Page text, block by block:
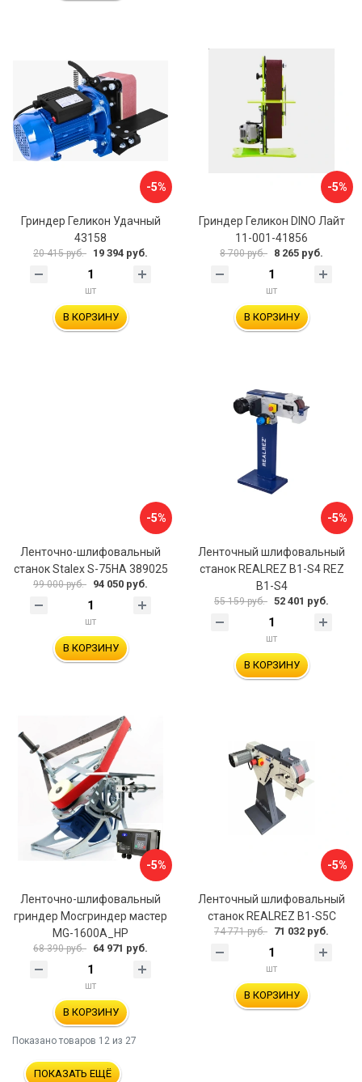
-5%
Гриндер Геликон Удачный
43158
20 415 руб. 19 394 руб.
шт
В КОРЗИНУ
-5%
Гриндер Геликон DINO Лайт
11-001-41856
8 700 руб. 8 265 руб.
шт
В КОРЗИНУ
-5%
Ленточно-шлифовальный
станок Stalex S-75HA 389025
99 000 руб. 94 050 руб.
шт
В КОРЗИНУ
-5%
Ленточный шлифовальный
станок REALREZ B1-S4 REZ
B1-S4
55 159 руб. 52 401 руб.
шт
В КОРЗИНУ
-5%
Ленточно-шлифовальный
гриндер Мосгриндер мастер
MG-1600A_HP
68 390 руб. 64 971 руб.
шт
В КОРЗИНУ
-5%
Ленточный шлифовальный
станок REALREZ B1-S5С
74 771 руб. 71 032 руб.
шт
В КОРЗИНУ
Показано товаров 12 из 27
ПОКАЗАТЬ ЕЩЁ